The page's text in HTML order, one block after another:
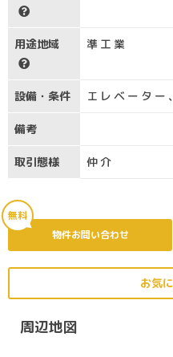
用途地域 準工業
設備・条件 エレベーター
備考
取引態様 仲介
無料
物件お問い合わせ
お気
周辺地図